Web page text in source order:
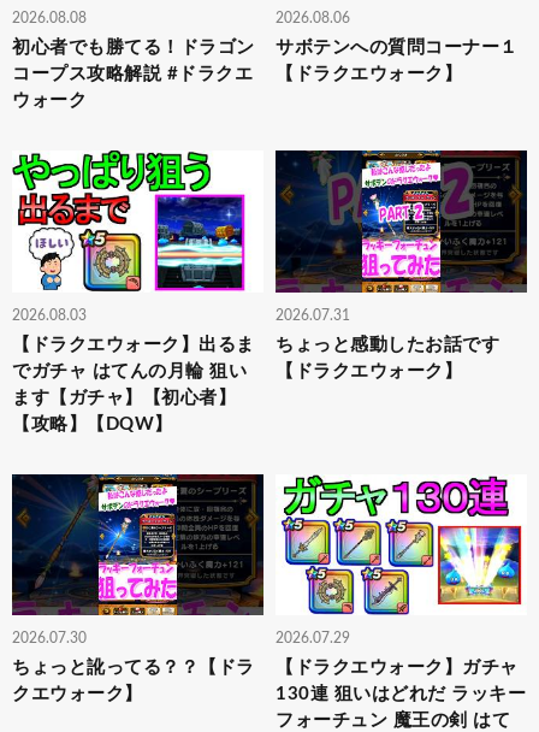
2026.08.08
初心者でも勝てる！ドラゴン
コープス攻略解説 #ドラクエ
ウォーク
2026.08.06
サボテンへの質問コーナー１
【ドラクエウォーク】
2026.08.03
【ドラクエウォーク】出るま
でガチャ はてんの月輪 狙い
ます【ガチャ】【初心者】
【攻略】【DQW】
2026.07.31
ちょっと感動したお話です
【ドラクエウォーク】
2026.07.30
ちょっと訛ってる？？【ドラ
クエウォーク】
2026.07.29
【ドラクエウォーク】ガチャ
130連 狙いはどれだ ラッキー
フォーチュン 魔王の剣 はて